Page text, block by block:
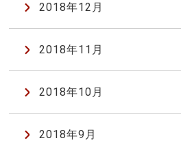
2018年12月
2018年11月
2018年10月
2018年9月